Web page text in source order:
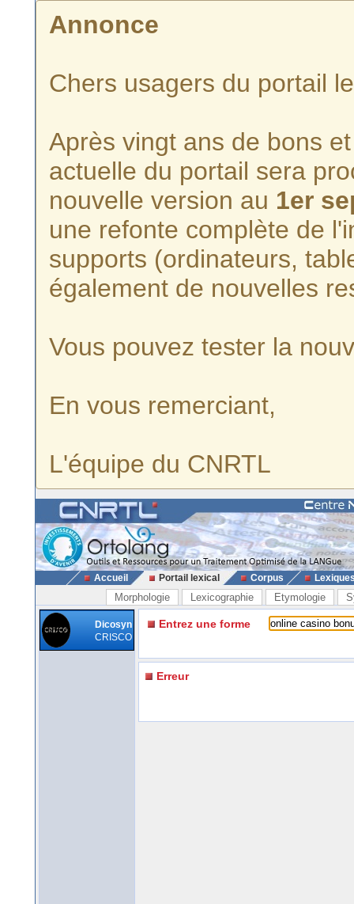
Annonce
Chers usagers du portail
Après vingt ans de bons
actuelle du portail sera
nouvelle version au 1er
une refonte complète de
supports (ordinateurs,
également de nouvelles
Vous pouvez tester la
En vous remerciant,
L'équipe du CNRTL
Accueil Portail lexical Corpus
Morphologie Lexicographie Etymologie
Dicosyn
CRISCO
Entrez une forme
Erreur